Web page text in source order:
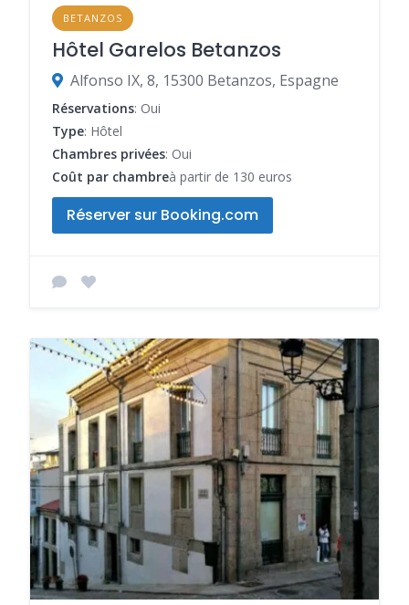
BETANZOS
Hôtel Garelos Betanzos
Alfonso IX, 8, 15300 Betanzos, Espagne
Réservations: Oui
Type: Hôtel
Chambres privées: Oui
Coût par chambreà partir de 130 euros
Réserver sur Booking.com